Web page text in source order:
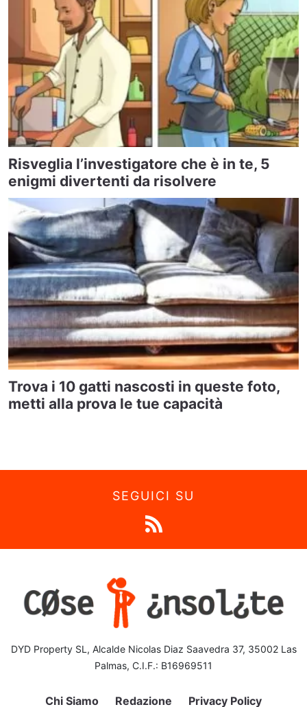
Risveglia l’investigatore che è in te, 5
enigmi divertenti da risolvere
Trova i 10 gatti nascosti in queste foto,
metti alla prova le tue capacità
SEGUICI SU
DYD Property SL, Alcalde Nicolas Diaz Saavedra 37, 35002 Las
Palmas, C.I.F.: B16969511
Chi Siamo Redazione Privacy Policy